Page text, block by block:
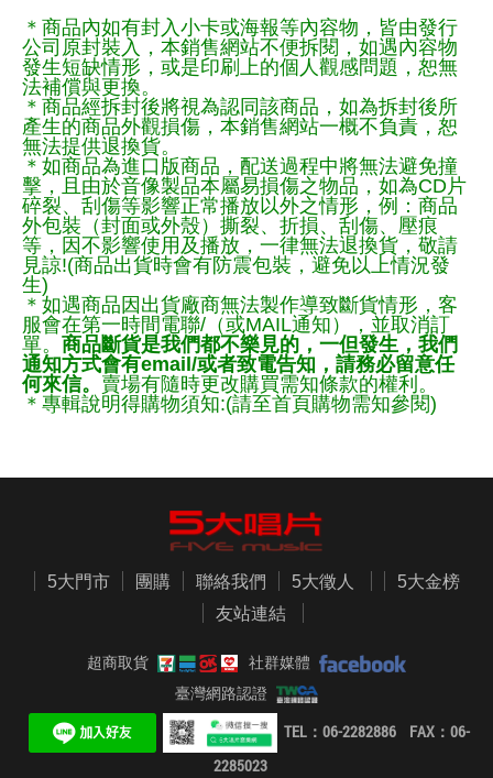
＊商品內如有封入小卡或海報等內容物，皆由發行
公司原封裝入，本銷售網站不便拆閱，如遇內容物
發生短缺情形，或是印刷上的個人觀感問題，恕無
法補償與更換。
＊商品經拆封後將視為認同該商品，如為拆封後所
產生的商品外觀損傷，本銷售網站一概不負責，恕
無法提供退換貨。
＊如商品為進口版商品，配送過程中將無法避免撞
擊，且由於音像製品本屬易損傷之物品，如為CD片
碎裂、刮傷等影響正常播放以外之情形，例：商品
外包裝（封面或外殼）撕裂、折損、刮傷、壓痕
等，因不影響使用及播放，一律無法退換貨，敬請
見諒!(商品出貨時會有防震包裝，避免以上情況發
生)
＊如遇商品因出貨廠商無法製作導致斷貨情形，客
服會在第一時間電聯/（或MAIL通知），並取消訂
單。 商品斷貨是我們都不樂見的，一但發生，我們
通知方式會有email/或者致電告知，請務必留意任
何來信。 賣場有隨時更改購買需知條款的權利。
＊專輯說明得購物須知:(請至首頁購物需知參閱)
5大門市 團購 聯絡我們 5大徵人
5大金榜
友站連結
超商取貨
社群媒體
臺灣網路認證
TEL：06-2282886 FAX：06-
2285023